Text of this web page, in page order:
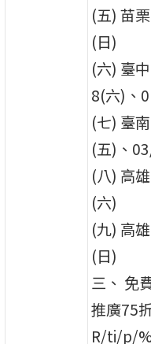
(五) 苗
(日)
(六) 臺
8(六)、
(七) 臺
(五)、
(八) 高
(六)
(九) 高
(日)
三、 免
推廣75
R/ti/p/